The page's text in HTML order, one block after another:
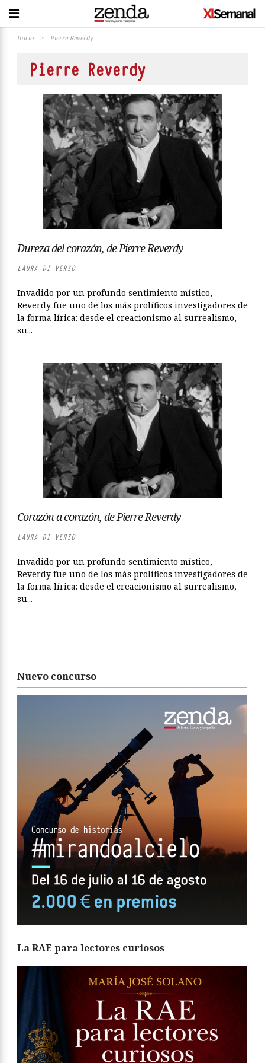
Inicio > Pierre Reverdy
Pierre Reverdy
Dureza del corazón, de Pierre Reverdy
LAURA DI VERSO
Invadido por un profundo sentimiento místico,
Reverdy fue uno de los más prolíficos investigadores de
la forma lírica: desde el creacionismo al surrealismo,
su...
Corazón a corazón, de Pierre Reverdy
LAURA DI VERSO
Invadido por un profundo sentimiento místico,
Reverdy fue uno de los más prolíficos investigadores de
la forma lírica: desde el creacionismo al surrealismo,
su...
Nuevo concurso
La RAE para lectores curiosos